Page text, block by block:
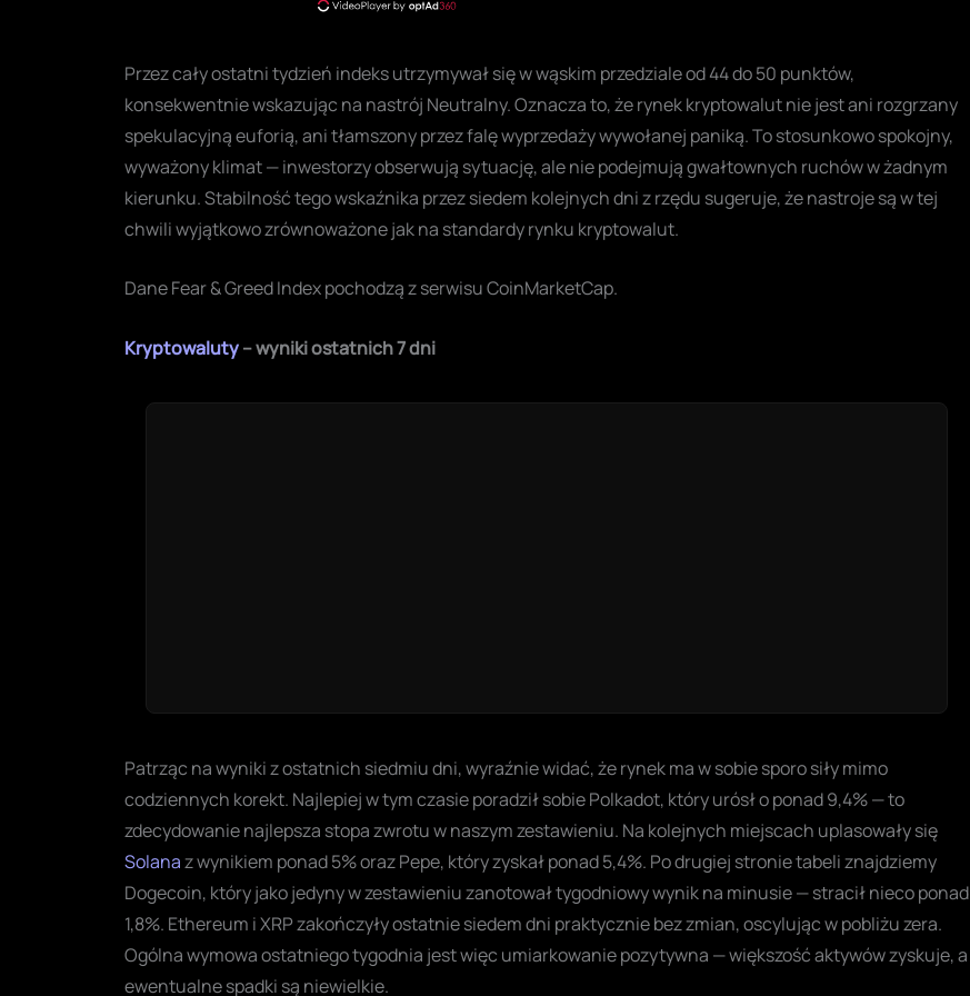
Przez cały ostatni tydzień indeks utrzymywał się w wąskim przedziale od 44 do 50 punktów,
konsekwentnie wskazując na nastrój Neutralny. Oznacza to, że rynek kryptowalut nie jest ani rozgrzany
spekulacyjną euforią, ani tłamszony przez falę wyprzedaży wywołanej paniką. To stosunkowo spokojny,
wyważony klimat — inwestorzy obserwują sytuację, ale nie podejmują gwałtownych ruchów w żadnym
kierunku. Stabilność tego wskaźnika przez siedem kolejnych dni z rzędu sugeruje, że nastroje są w tej
chwili wyjątkowo zrównoważone jak na standardy rynku kryptowalut.
Dane Fear & Greed Index pochodzą z serwisu CoinMarketCap.
Kryptowaluty– wyniki ostatnich 7 dni
Patrząc na wyniki z ostatnich siedmiu dni, wyraźnie widać, że rynek ma w sobie sporo siły mimo
codziennych korekt. Najlepiej w tym czasie poradził sobie Polkadot, który urósł o ponad 9,4% — to
zdecydowanie najlepsza stopa zwrotu w naszym zestawieniu. Na kolejnych miejscach uplasowały się
Solanaz wynikiem ponad 5% oraz Pepe, który zyskał ponad 5,4%. Po drugiej stronie tabeli znajdziemy
Dogecoin, który jako jedyny w zestawieniu zanotował tygodniowy wynik na minusie — stracił nieco ponad
1,8%. Ethereum i XRP zakończyły ostatnie siedem dni praktycznie bez zmian, oscylując w pobliżu zera.
Ogólna wymowa ostatniego tygodnia jest więc umiarkowanie pozytywna — większość aktywów zyskuje, a
ewentualne spadki są niewielkie.